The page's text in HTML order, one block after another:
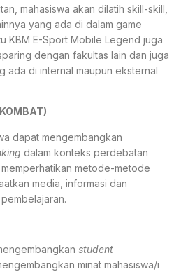
mahasiswa akan dilatih skill-skill,
yang ada di dalam game
KBM E-Sport Mobile Legend juga
dengan fakultas lain dan juga
ada di internal maupun eksternal
dapat mengembangkan
dalam konteks perdebatan
metode-metode
media, informasi dan
student
minat mahasiswa/i